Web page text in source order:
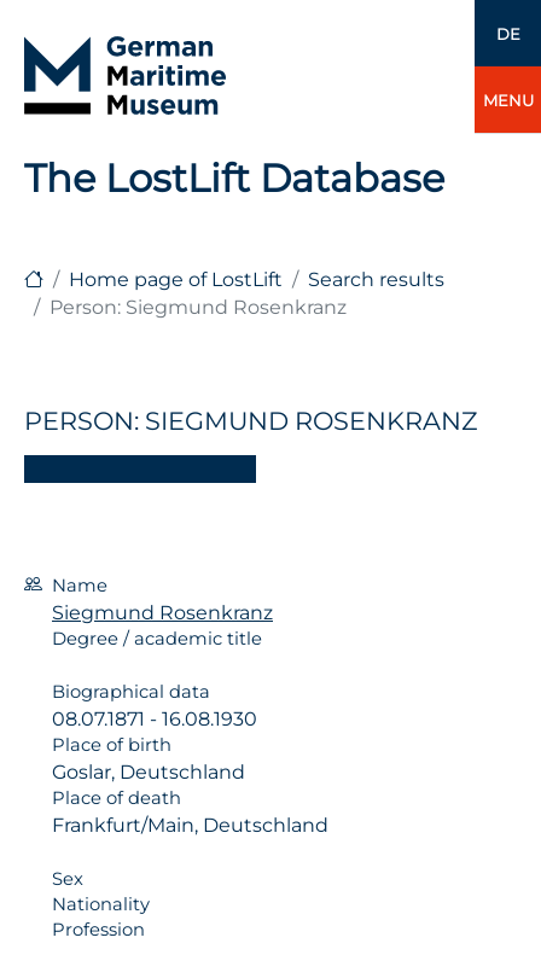
DE
MENU
The LostLift Database
Home page of LostLift
Search results
Person: Siegmund Rosenkranz
PERSON: SIEGMUND ROSENKRANZ
Name
Siegmund Rosenkranz
Degree / academic title
Biographical data
08.07.1871 - 16.08.1930
Place of birth
Goslar, Deutschland
Place of death
Frankfurt/Main, Deutschland
Sex
Nationality
Profession